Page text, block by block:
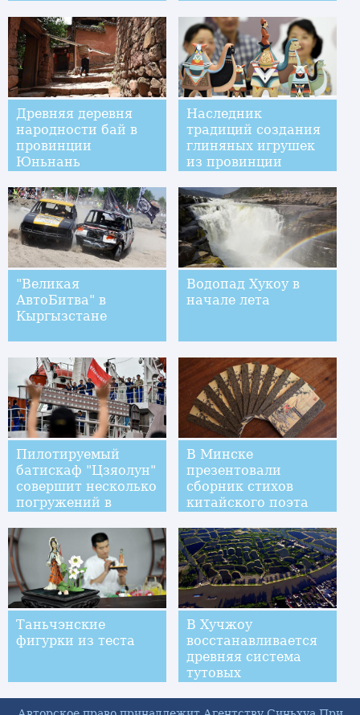
Древняя деревня
народности бай в
провинции
Юньнань
Наследник
традиций создания
глиняных игрушек
из провинции
"Великая
АвтоБитва" в
Кыргызстане
Водопад Хукоу в
начале лета
Пилотируемый
батискаф "Цзяолун"
совершит несколько
погружений в
Марианской
впадины
В Минске
презентовали
сборник стихов
китайского поэта
переводе на
белорусский язык
Таньчэнские
фигурки из теста
В Хучжоу
восстанавливается
древняя система
тутовых